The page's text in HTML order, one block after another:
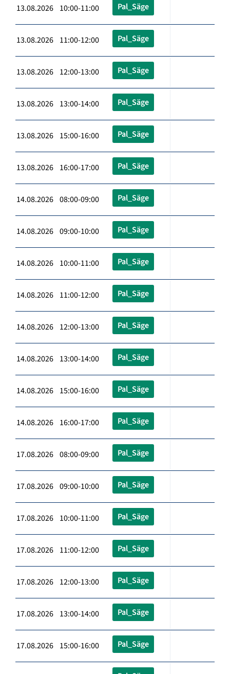
13.08.2026 10:00-11:00 Pal_Säge
13.08.2026 11:00-12:00 Pal_Säge
13.08.2026 12:00-13:00 Pal_Säge
13.08.2026 13:00-14:00 Pal_Säge
13.08.2026 15:00-16:00 Pal_Säge
13.08.2026 16:00-17:00 Pal_Säge
14.08.2026 08:00-09:00 Pal_Säge
14.08.2026 09:00-10:00 Pal_Säge
14.08.2026 10:00-11:00 Pal_Säge
14.08.2026 11:00-12:00 Pal_Säge
14.08.2026 12:00-13:00 Pal_Säge
14.08.2026 13:00-14:00 Pal_Säge
14.08.2026 15:00-16:00 Pal_Säge
14.08.2026 16:00-17:00 Pal_Säge
17.08.2026 08:00-09:00 Pal_Säge
17.08.2026 09:00-10:00 Pal_Säge
17.08.2026 10:00-11:00 Pal_Säge
17.08.2026 11:00-12:00 Pal_Säge
17.08.2026 12:00-13:00 Pal_Säge
17.08.2026 13:00-14:00 Pal_Säge
17.08.2026 15:00-16:00 Pal_Säge